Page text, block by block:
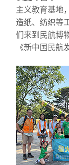
主义教育基地
造纸、纺织等
们来到民航博
《新中国民航